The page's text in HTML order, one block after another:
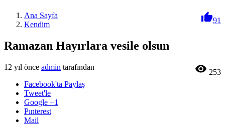
91
Ana Sayfa
Kendim
Ramazan Hayırlara vesile olsun
12 yıl önce admin tarafından  253
Facebook'ta Paylaş
Tweet'le
Google +1
Pınterest
Mail